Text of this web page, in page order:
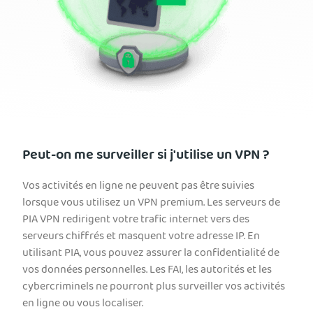
Peut-on me surveiller si j'utilise un VPN ?
Vos activités en ligne ne peuvent pas être suivies
lorsque vous utilisez un VPN premium. Les serveurs de
PIA VPN redirigent votre trafic internet vers des
serveurs chiffrés et masquent votre adresse IP. En
utilisant PIA, vous pouvez assurer la confidentialité de
vos données personnelles. Les FAI, les autorités et les
cybercriminels ne pourront plus surveiller vos activités
en ligne ou vous localiser.